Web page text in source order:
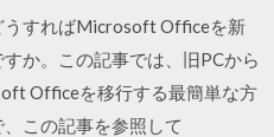
うすればMicrosoft Officeを新
か。この記事では、旧PCから
Officeを移行する最簡単な方
この記事を参照して